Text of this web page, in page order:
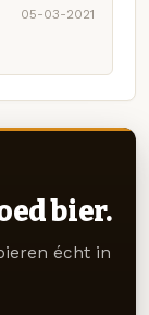
05-03-2021
bier.
écht in